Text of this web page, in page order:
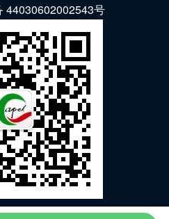
44030602002543号